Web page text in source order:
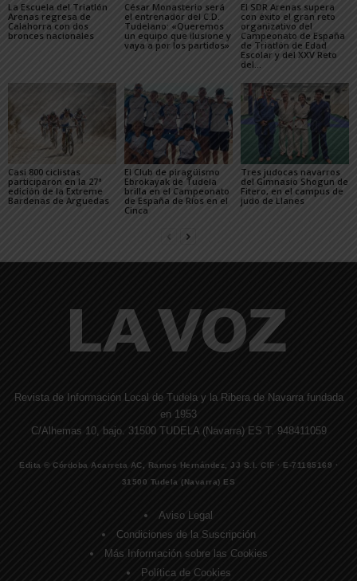
La Escuela del Triatlón
Arenas regresa de
Calahorra con dos
bronces nacionales
César Monasterio será
el entrenador del C.D.
Tudelano: «Queremos
un equipo que ilusione y
vaya a por los partidos»
El SDR Arenas supera
con éxito el gran reto
organizativo del
Campeonato de España
de Triatlón de Edad
Escolar y del XXV Reto
del...
Casi 800 ciclistas
participaron en la 27ª
edición de la Extreme
Bardenas de Arguedas
El Club de piragüismo
Ebrokayak de Tudela
brilla en el Campeonato
de España de Ríos en el
Cinca
Tres judocas navarros
del Gimnasio Shogun de
Fitero, en el campus de
judo de Llanes
Revista de Información Local de Tudela y la Ribera de Navarra fundada
en 1953
C/Alhemas 10, bajo. 31500 TUDELA (Navarra) ES T. 948411059
Edita © Córdoba Acarreta AC, Ramos Hernández, JJ S.I. CIF · E-71185169 ·
31500 Tudela (Navarra) ES
Aviso Legal
Condiciones de la Suscripción
Más Información sobre las Cookies
Política de Cookies